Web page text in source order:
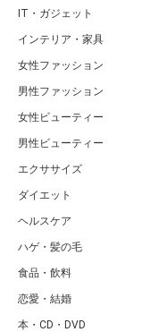
IT・ガジェット
インテリア・家具
女性ファッション
男性ファッション
女性ビューティー
男性ビューティー
エクササイズ
ダイエット
ヘルスケア
ハゲ・髪の毛
食品・飲料
恋愛・結婚
本・CD・DVD